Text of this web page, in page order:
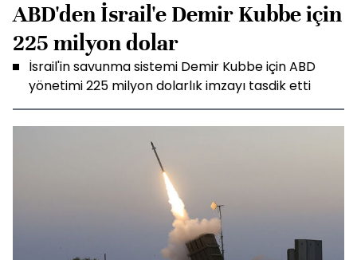
ABD'den İsrail'e Demir Kubbe için
225 milyon dolar
İsrail'in savunma sistemi Demir Kubbe için ABD
yönetimi 225 milyon dolarlık imzayı tasdik etti